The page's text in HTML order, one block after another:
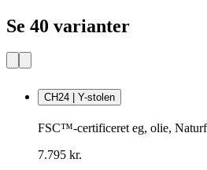
Se 40 varianter
CH24 | Y-stolen
FSC™-certificeret eg, olie,
7.795 kr.